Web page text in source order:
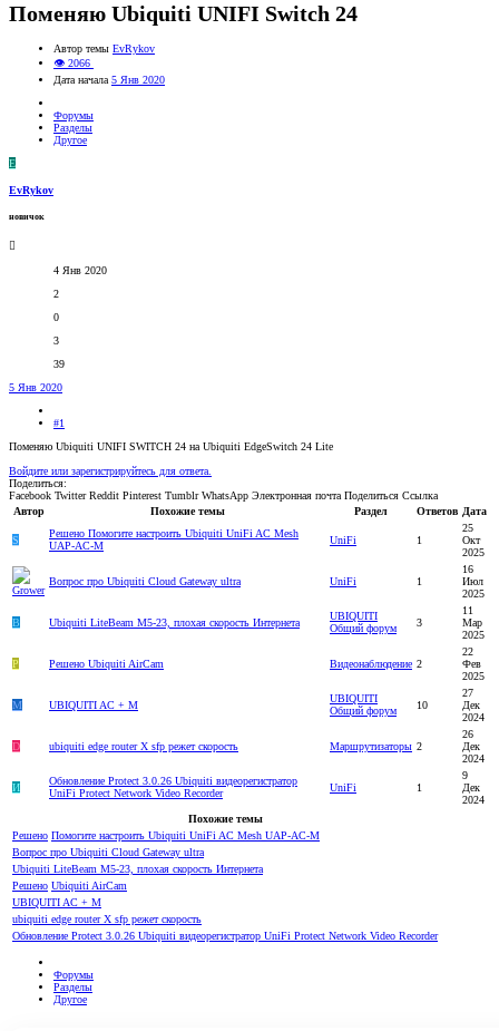
Поменяю Ubiquiti UNIFI Switch 24
Автор темы EvRykov
👁 2066
Дата начала 5 Янв 2020
Форумы
Разделы
Другое
E
EvRykov
новичок
4 Янв 2020
2
0
3
39
5 Янв 2020
#1
Поменяю Ubiquiti UNIFI SWITCH 24 на Ubiquiti EdgeSwitch 24 Lite
Войдите или зарегистрируйтесь для ответа.
Поделиться:
Facebook Twitter Reddit Pinterest Tumblr WhatsApp Электронная почта Поделиться Ссылка
Автор
Похожие темы Раздел Ответов Дата
S
Решено Помогите настроить Ubiquiti UniFi AC Mesh
UAP-AC-M
UniFi 1
25
Окт
2025
Вопрос про Ubiquiti Cloud Gateway ultra UniFi 1
16
Июл
2025
B Ubiquiti LiteBeam M5-23, плохая скорость Интернета
UBIQUITI
Общий форум
3
11
Мар
2025
Р Решено Ubiquiti AirCam Видеонаблюдение 2
22
Фев
2025
M UBIQUITI AC + M
UBIQUITI
Общий форум
10
27
Дек
2024
D ubiquiti edge router X sfp режет скорость Маршрутизаторы 2
26
Дек
2024
И
Обновление Protect 3.0.26 Ubiquiti видеорегистратор
UniFi Protect Network Video Recorder
UniFi 1
9
Дек
2024
Похожие темы
Решено Помогите настроить Ubiquiti UniFi AC Mesh UAP-AC-M
Вопрос про Ubiquiti Cloud Gateway ultra
Ubiquiti LiteBeam M5-23, плохая скорость Интернета
Решено Ubiquiti AirCam
UBIQUITI AC + M
ubiquiti edge router X sfp режет скорость
Обновление Protect 3.0.26 Ubiquiti видеорегистратор UniFi Protect Network Video Recorder
Форумы
Разделы
Другое